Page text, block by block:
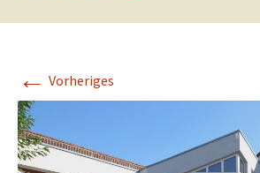
← Vorheriges